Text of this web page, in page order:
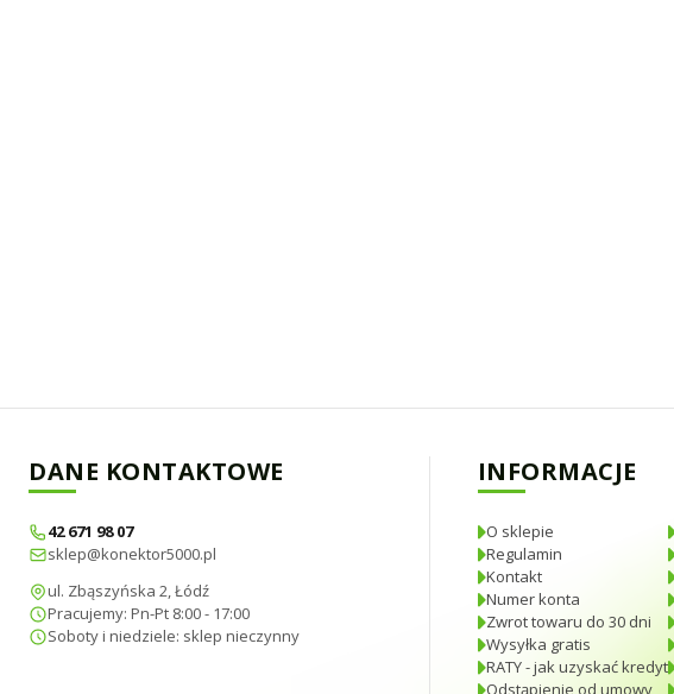
DANE KONTAKTOWE
42 671 98 07
sklep@konektor5000.pl
ul. Zbąszyńska 2, Łódź
Pracujemy: Pn-Pt 8:00 - 17:00
Soboty i niedziele: sklep nieczynny
INFORMACJE
O sklepie
Regulamin
Kontakt
Numer konta
Zwrot towaru do 30 dni
Wysyłka gratis
RATY - jak uzyskać kredyt
Odstąpienie od umowy